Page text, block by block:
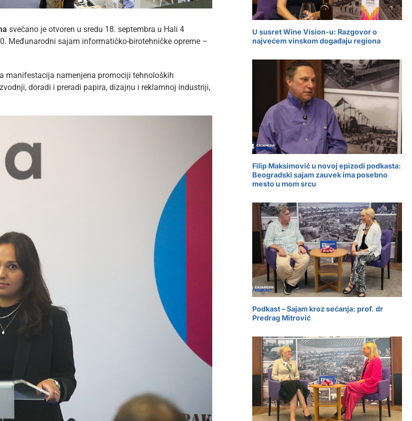
svečano je otvoren u sredu 18. septembra u Hali 4
Međunarodni sajam informatičko-birotehničke opreme –
manifestacija namenjena promociji tehnoloških
doradi i preradi papira, dizajnu i reklamnoj industriji,
U susret Wine Vision-u: Razgovor o
najvećem vinskom događaju regiona
Filip Maksimović u novoj epizodi podkasta:
Beogradski sajam zauvek ima posebno
mesto u mom srcu
Podkast – Sajam kroz sećanja: prof. dr
Predrag Mitrović